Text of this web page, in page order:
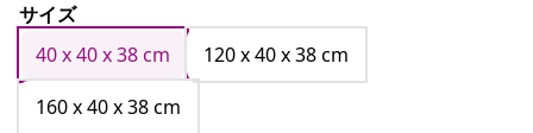
サイズ
40 x 40 x 38 cm
120 x 40 x 38 cm
160 x 40 x 38 cm